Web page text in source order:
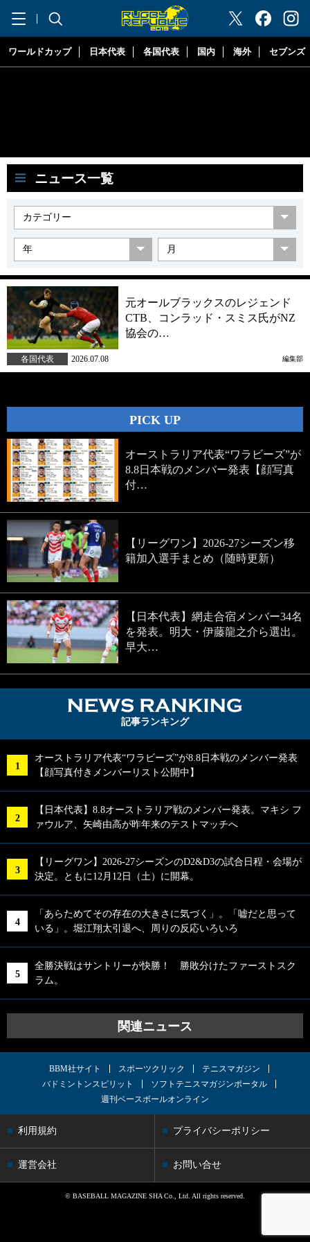
"ラグビーリパブリック"
ワールドカップ 日本代表 各国代表 国内 海外 セブンズ
ニュース一覧
元オールブラックスのレジェンド
CTB、コンラッド・スミス氏がNZ
協会の…
各国代表 2026.07.08 編集部
PICK UP
オーストラリア代表“ワラビーズ”が
8.8日本戦のメンバー発表【顔写真
付…
【リーグワン】2026-27シーズン移
籍加入選手まとめ（随時更新）
【日本代表】網走合宿メンバー34名
を発表。明大・伊藤龍之介ら選出。
早大…
記事ランキング
オーストラリア代表“ワラビーズ”が8.8日本戦のメンバー発表
【顔写真付きメンバーリスト公開中】
【日本代表】8.8オーストラリア戦のメンバー発表。マキシ フ
ァウルア、矢崎由高が昨年来のテストマッチへ
【リーグワン】2026-27シーズンのD2&D3の試合日程・会場が
決定。ともに12月12日（土）に開幕。
「あらためてその存在の大きさに気づく」。「嘘だと思って
いる」。堀江翔太引退へ、周りの反応いろいろ
全勝決戦はサントリーが快勝！ 勝敗分けたファーストスク
ラム。
関連ニュース
BBM社サイト スポーツクリック
テニスマガジン
バドミントンスピリット
ソフトテニスマガジンポータル
週刊ベースボールオンライン
利用規約 プライバシーポリシー
運営会社 お問い合せ
© BASEBALL MAGAZINE SHA Co., Ltd. All rights reserved.